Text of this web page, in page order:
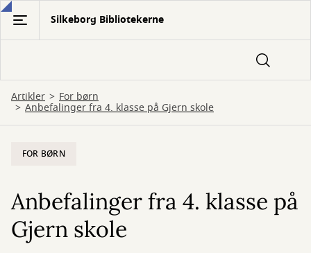
Gå
hovedindhold
Silkeborg Bibliotekerne
Artikler For børn
Anbefalinger fra 4. klasse på Gjern skole
FOR BØRN
Anbefalinger fra 4. klasse på
Gjern skole